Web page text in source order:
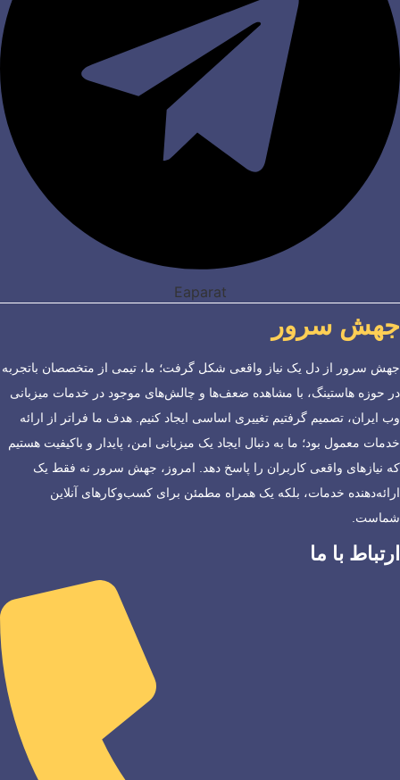
Eaparat
جهش سرور
جهش سرور از دل یک نیاز واقعی شکل گرفت؛ ما، تیمی از متخصصان باتجربه
در حوزه هاستینگ، با مشاهده ضعف‌ها و چالش‌های موجود در خدمات میزبانی
وب ایران، تصمیم گرفتیم تغییری اساسی ایجاد کنیم. هدف ما فراتر از ارائه
خدمات معمول بود؛ ما به دنبال ایجاد یک میزبانی امن، پایدار و باکیفیت هستیم
که نیازهای واقعی کاربران را پاسخ دهد. امروز، جهش سرور نه فقط یک
ارائه‌دهنده خدمات، بلکه یک همراه مطمئن برای کسب‌وکارهای آنلاین
شماست.
ارتباط با ما